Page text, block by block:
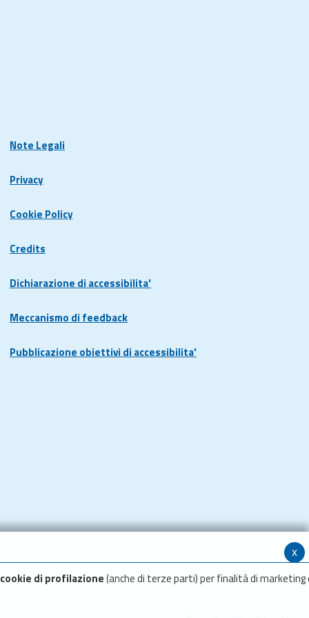
x
cookie di profilazione(anche di terze parti) per finalità di marketing
Note Legali
Privacy
Cookie Policy
Credits
Dichiarazione di accessibilita'
Meccanismo di feedback
Pubblicazione obiettivi di accessibilita'